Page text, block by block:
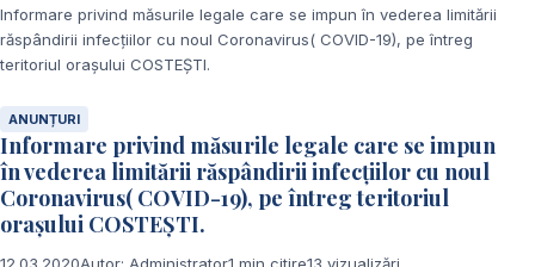
Informare privind măsurile legale care se impun în vederea limitării
răspândirii infecțiilor cu noul Coronavirus( COVID-19), pe întreg
teritoriul orașului COSTEȘTI.
ANUNȚURI
Informare privind măsurile legale care se impun
în vederea limitării răspândirii infecțiilor cu noul
Coronavirus( COVID-19), pe întreg teritoriul
orașului COSTEȘTI.